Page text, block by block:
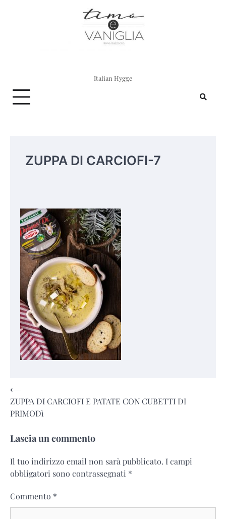
Italian Hygge
ZUPPA DI CARCIOFI-7
Navigazione
articoli
⟵
ZUPPA DI CARCIOFI E PATATE CON CUBETTI DI
PRIMODì
Lascia un commento
Il tuo indirizzo email non sarà pubblicato. I campi
obbligatori sono contrassegnati *
Commento *